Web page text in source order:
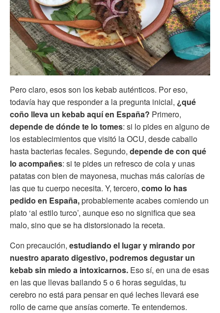
Pero claro, esos son los kebab auténticos. Por eso,
todavía hay que responder a la pregunta inicial, ¿qué
coño lleva un kebab aquí en España? Primero,
depende de dónde te lo tomes: si lo pides en alguno de
los establecimientos que visitó la OCU, desde caballo
hasta bacterias fecales. Segundo, depende de con qué
lo acompañes: si te pides un refresco de cola y unas
patatas con bien de mayonesa, muchas más calorías de
las que tu cuerpo necesita. Y, tercero, como lo has
pedido en España,probablemente acabes comiendo un
plato ‘al estilo turco’, aunque eso no significa que sea
malo, sino que se ha distorsionado la receta.
Con precaución, estudiando el lugar y mirando por
nuestro aparato digestivo, podremos degustar un
kebab sin miedo a intoxicarnos. Eso sí, en una de esas
en las que llevas bailando 5 o 6 horas seguidas, tu
cerebro no está para pensar en qué leches llevará ese
rollo de carne que ansías comerte. Te entendemos.